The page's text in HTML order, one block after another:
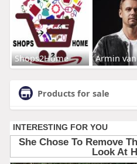
Shops2Home Armin van
Products for sale